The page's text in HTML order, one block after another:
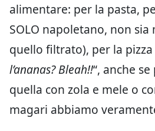
alimentare: per la pasta,
SOLO napoletano, non sia
quello filtrato), per la pizza
l’ananas? Bleah!!“, anche
quella con zola e mele o
magari abbiamo